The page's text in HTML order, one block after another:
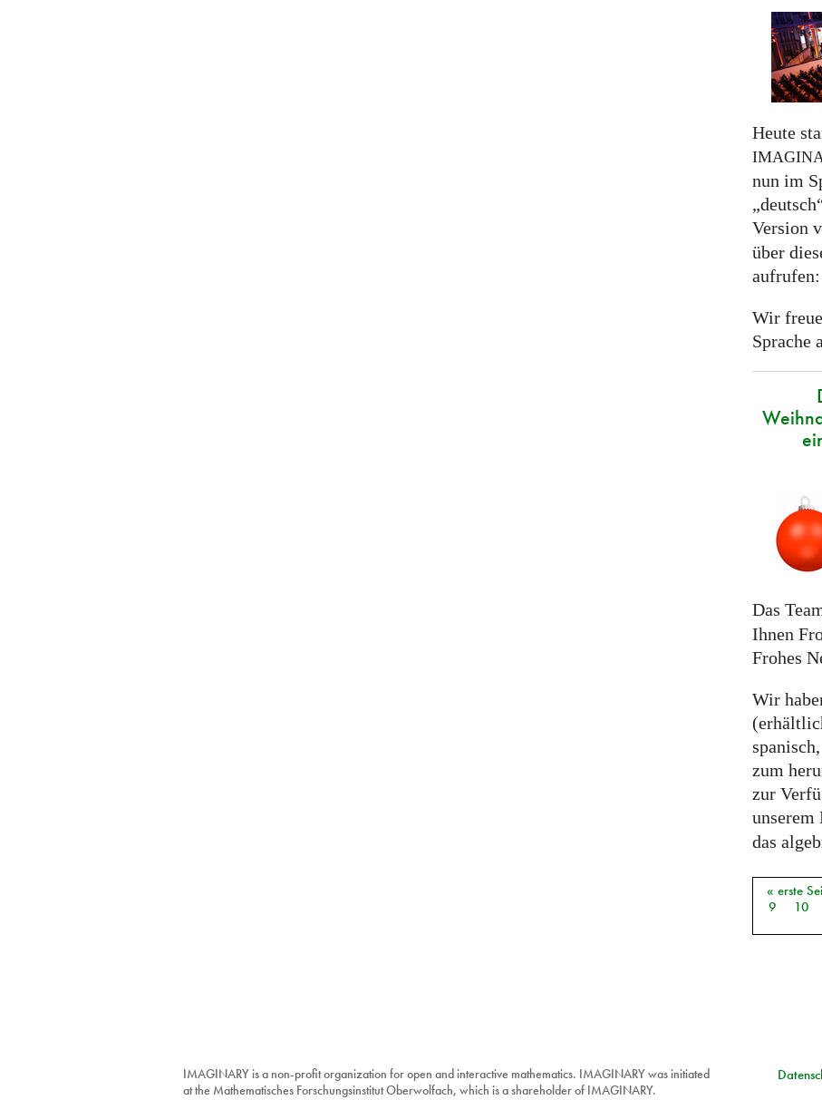
Heute
nun im
Version
über
aufrufen:
Wir
Sprache
Das
Ihnen
Frohes
Wir
zum
zur
unserem
das
Seiten
« erste
9
10
IMAGINARY is a non-profit organization for open and interactive mathematics. IMAGINARY was initiated
at the Mathematisches Forschungsinstitut Oberwolfach, which is a shareholder of IMAGINARY.